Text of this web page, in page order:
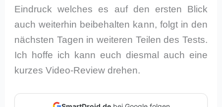
Eindruck welches es auf den ersten Blick
auch weiterhin beibehalten kann, folgt in den
nächsten Tagen in weiteren Teilen des Tests.
Ich hoffe ich kann euch diesmal auch eine
kurzes Video-Review drehen.